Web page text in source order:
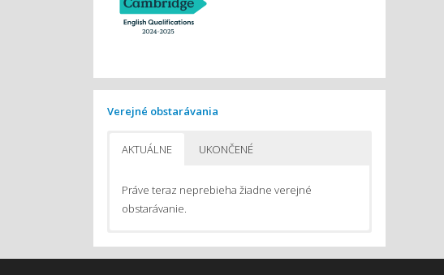
Verejné obstarávania
AKTUÁLNE UKONČENÉ
Práve teraz neprebieha žiadne verejné
obstarávanie.